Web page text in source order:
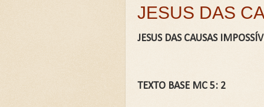
CURSO DE FORMAÇÃO
LIVRETO: TÍTULO - O
Guia prático: Como
💍CASAMENTO SEM
JESUS DAS
JESUS DAS CAUSAS
TEXTO BASE MC 5: 2